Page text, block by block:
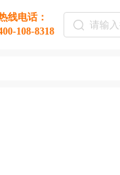
线电话：
108-8318